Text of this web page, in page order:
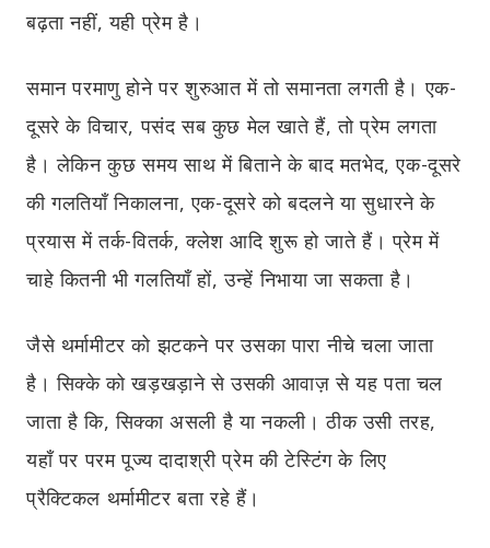
बढ़ता नहीं, यही प्रेम है।
समान परमाणु होने पर शुरुआत में तो समानता लगती है। एक-
दूसरे के विचार, पसंद सब कुछ मेल खाते हैं, तो प्रेम लगता
है। लेकिन कुछ समय साथ में बिताने के बाद मतभेद, एक-दूसरे
की गलतियाँ निकालना, एक-दूसरे को बदलने या सुधारने के
प्रयास में तर्क-वितर्क, क्लेश आदि शुरू हो जाते हैं। प्रेम में
चाहे कितनी भी गलतियाँ हों, उन्हें निभाया जा सकता है।
जैसे थर्मामीटर को झटकने पर उसका पारा नीचे चला जाता
है। सिक्के को खड़खड़ाने से उसकी आवाज़ से यह पता चल
जाता है कि, सिक्का असली है या नकली। ठीक उसी तरह,
यहाँ पर परम पूज्य दादाश्री प्रेम की टेस्टिंग के लिए
प्रैक्टिकल थर्मामीटर बता रहे हैं।